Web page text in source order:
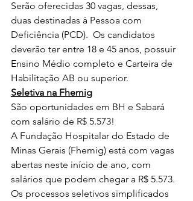
Serão oferecidas 30 vagas, dessas,
duas destinadas à Pessoa com
Deficiência (PCD).  Os candidatos
deverão ter entre 18 e 45 anos, possuir
Ensino Médio completo e Carteira de
Habilitação AB ou superior.
Seletiva na Fhemig
São oportunidades em BH e Sabará
com salário de R$ 5.573!
A Fundação Hospitalar do Estado de
Minas Gerais (Fhemig) está com vagas
abertas neste início de ano, com
salários que podem chegar a R$ 5.573.
Os processos seletivos simplificados